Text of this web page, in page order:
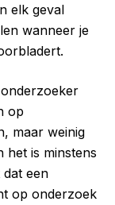
elk geval
wanneer je
op
maar weinig
het is minstens
een
op onderzoek